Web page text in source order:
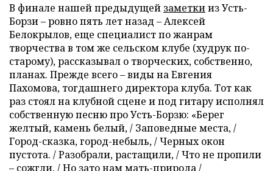
В финале нашей предыдущей заметкииз Усть-
Борзи – ровно пять лет назад – Алексей
Белокрылов, еще специалист по жанрам
творчества в том же сельском клубе (худрук по-
старому), рассказывал о творческих, собственно,
планах. Прежде всего – виды на Евгения
Пахомова, тогдашнего директора клуба. Тот как
раз стоял на клубной сцене и под гитару исполнял
собственную песню про Усть-Борзю: «Берег
желтый, камень белый, / Заповедные места, /
Город-сказка, город-небыль, / Черных окон
пустота. / Разобрали, растащили, / Что не пропили
– сожгли. / Но зато нам мать-природа /